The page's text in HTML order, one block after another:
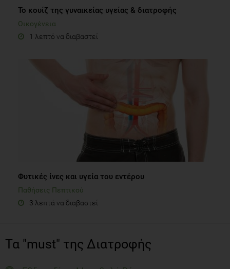
Το κουίζ της γυναικείας υγείας & διατροφής
Οικογένεια
1 λεπτό να διαβαστεί
Φυτικές ίνες και υγεία του εντέρου
Παθήσεις Πεπτικού
3 λεπτά να διαβαστεί
Τα "must" της Διατροφής